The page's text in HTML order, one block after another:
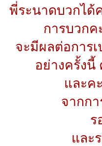
พี่ระนาดบวกได้
การบวก
จะมีผลต่อการ
อย่างครั้งนี้
และค
จากก
ร
และ